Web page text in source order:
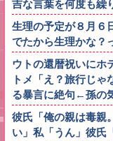
吉な言葉を何度も繰
生理の予定が８月６
でたから生理かな？
ウトの還暦祝いにホ
トメ「え？旅行じ
る暴言に絶句←孫の
彼氏「俺の親は毒親
い」私「うん」彼氏